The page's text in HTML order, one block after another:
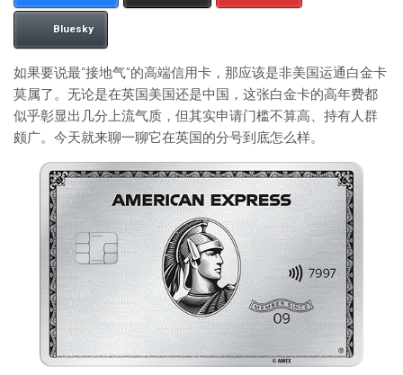
Bluesky
如果要说最“接地气”的高端信用卡，那应该是非美国运通白金卡
莫属了。无论是在英国美国还是中国，这张白金卡的高年费都
似乎彰显出几分上流气质，但其实申请门槛不算高、持有人群
颇广。今天就来聊一聊它在英国的分号到底怎么样。